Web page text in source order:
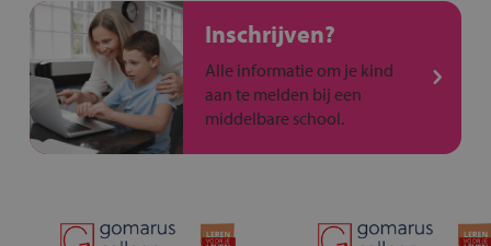
Inschrijven?
Alle informatie om je kind
aan te melden bij een
middelbare school.